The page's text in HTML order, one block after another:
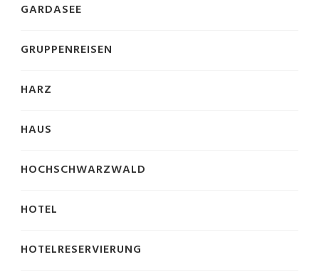
GARDASEE
GRUPPENREISEN
HARZ
HAUS
HOCHSCHWARZWALD
HOTEL
HOTELRESERVIERUNG